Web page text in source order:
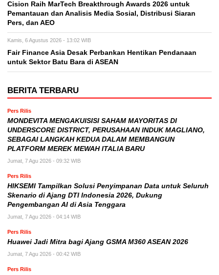
Cision Raih MarTech Breakthrough Awards 2026 untuk
Pemantauan dan Analisis Media Sosial, Distribusi Siaran
Pers, dan AEO
Kamis, 6 Agustus 2026 - 13:02 WIB
Fair Finance Asia Desak Perbankan Hentikan Pendanaan
untuk Sektor Batu Bara di ASEAN
BERITA TERBARU
Pers Rilis
MONDEVITA MENGAKUISISI SAHAM MAYORITAS DI
UNDERSCORE DISTRICT, PERUSAHAAN INDUK MAGLIANO,
SEBAGAI LANGKAH KEDUA DALAM MEMBANGUN
PLATFORM MEREK MEWAH ITALIA BARU
Jumat, 7 Agu 2026 - 09:32 WIB
Pers Rilis
HIKSEMI Tampilkan Solusi Penyimpanan Data untuk Seluruh
Skenario di Ajang DTI Indonesia 2026, Dukung
Pengembangan AI di Asia Tenggara
Jumat, 7 Agu 2026 - 04:14 WIB
Pers Rilis
Huawei Jadi Mitra bagi Ajang GSMA M360 ASEAN 2026
Jumat, 7 Agu 2026 - 00:42 WIB
Pers Rilis